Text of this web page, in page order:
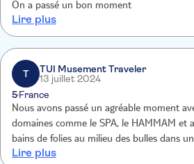
On a passé un bon moment
Lire plus
T
TUI Musement Traveler
13 juillet 2024
5France
Nous avons passé un agréable moment
domaines comme le SPA, le HAMMAM et
bains de folies au milieu des bulles dans
idéale. Je recommencerai l'expérience une
Lire plus